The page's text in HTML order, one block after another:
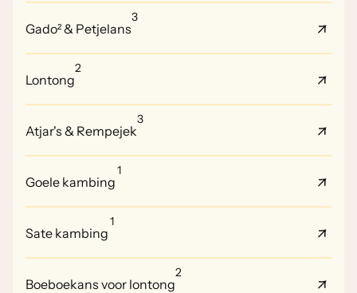
Gado² & Petjelans
3
Lontong
2
Atjar's & Rempejek
3
Goele kambing
1
Sate kambing
1
Boeboekans voor lontong
2